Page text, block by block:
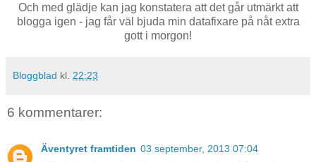
Och med glädje kan jag konstatera att det går utmärkt att
blogga igen - jag får väl bjuda min datafixare på nåt extra
gott i morgon!
Bloggblad kl. 22:23
6 kommentarer:
Äventyret framtiden 03 september, 2013 07:04